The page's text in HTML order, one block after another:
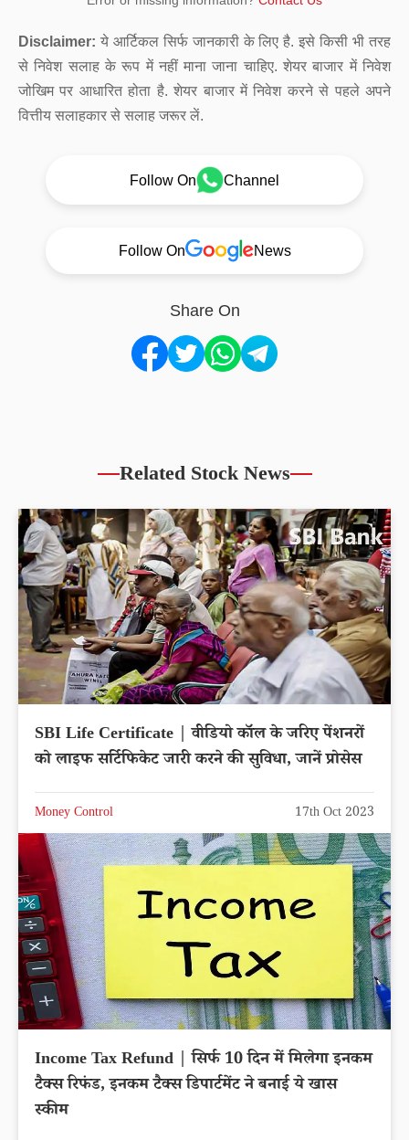
Disclaimer: ये आर्टिकल सिर्फ जानकारी के लिए है. इसे किसी भी तरह
से निवेश सलाह के रूप में नहीं माना जाना चाहिए. शेयर बाजार में निवेश
जोखिम पर आधारित होता है. शेयर बाजार में निवेश करने से पहले अपने
वित्तीय सलाहकार से सलाह जरूर लें.
Follow On Channel
Follow On News
Share On
Related Stock News
SBI Life Certificate | वीडियो कॉल के जरिए पेंशनरों
को लाइफ सर्टिफिकेट जारी करने की सुविधा, जानें प्रोसेस
Money Control 17th Oct 2023
Income Tax Refund | सिर्फ 10 दिन में मिलेगा इनकम
टैक्स रिफंड, इनकम टैक्स डिपार्टमेंट ने बनाई ये खास
स्कीम